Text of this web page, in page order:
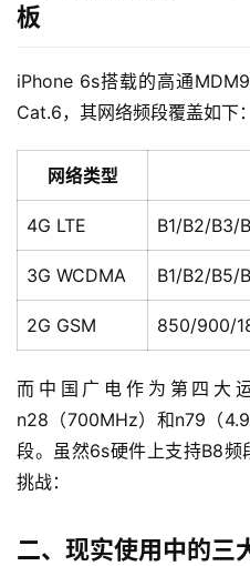
板
iPhone 6s搭载的高通
Cat.6，其网络频段覆盖如下：
网络类型
4G LTE B1/B2/B3/
3G WCDMA B1/B2/B5/
2G GSM 850/900/
而中国广电作为第四大
n28（700MHz）和n79（
段。虽然6s硬件上支持B8
挑战：
二、现实使用中的三